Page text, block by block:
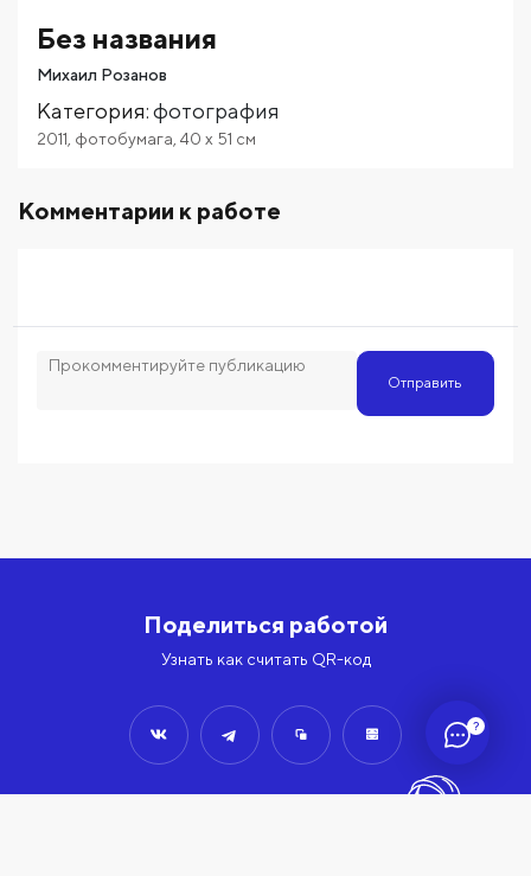
?
Без названия
Михаил Розанов
Категория:фотография
2011 фотобумага 40 x 51 см
Комментарии к работе
Отправить
Поделиться работой
Узнать как считать QR-код